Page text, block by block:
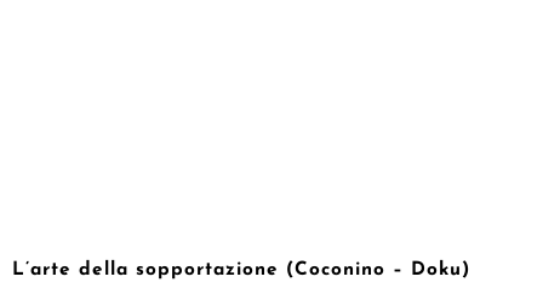
L’arte della sopportazione (Coconino – Doku)